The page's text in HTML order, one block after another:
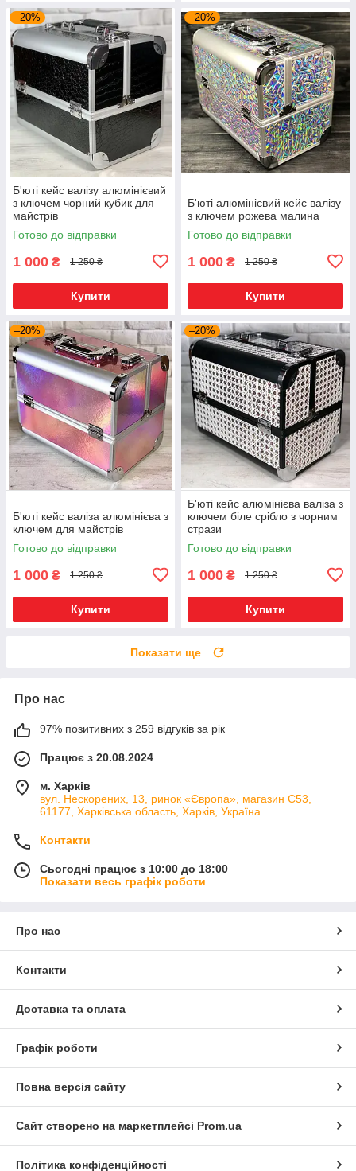
–20%
Б'юті кейс валізу алюмінієвий
з ключем чорний кубик для
майстрів
Готово до відправки
1 000 ₴ 1 250 ₴
Купити
–20%
Б'юті алюмінієвий кейс валізу
з ключем рожева малина
Готово до відправки
1 000 ₴ 1 250 ₴
Купити
–20%
Б'юті кейс валіза алюмінієва з
ключем для майстрів
Готово до відправки
1 000 ₴ 1 250 ₴
Купити
–20%
Б'юті кейс алюмінієва валіза з
ключем біле срібло з чорним
стрази
Готово до відправки
1 000 ₴ 1 250 ₴
Купити
Показати ще
Про нас
97% позитивних з 259 відгуків за рік
Працює з 20.08.2024
м. Харків
вул. Нескорених, 13, ринок «Європа», магазин С53,
61177, Харківська область, Харків, Україна
Контакти
Сьогодні працює з 10:00 до 18:00
Показати весь графік роботи
Про нас
Контакти
Доставка та оплата
Графік роботи
Повна версія сайту
Сайт створено на маркетплейсі Prom.ua
Політика конфіденційності